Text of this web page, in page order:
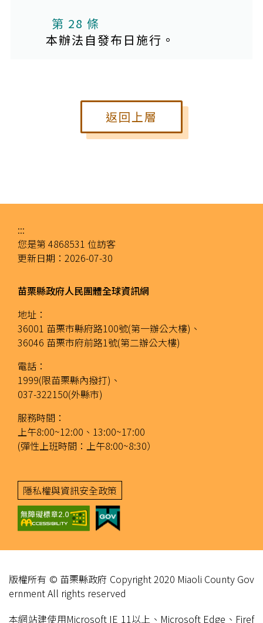
第 28 條
本辦法自發布日施行。
返回上層
:::
您是第 4868531 位訪客
更新日期： 2026-07-30
苗栗縣政府人民團體全球資訊網
地址：
36001 苗栗市縣府路100號(第一辦公大樓)、
36046 苗栗市府前路1號(第二辦公大樓)
電話：
1999(限苗栗縣內撥打)、
037-322150(外縣市)
服務時間：
上午8:00~12:00、13:00~17:00
(彈性上班時間：上午8:00~8:30）
隱私權與資訊安全政策
版權所有 © 苗栗縣政府 Copyright 2020 Miaoli County Gov
ernment All rights reserved
本網站建使用Microsoft IE 11以上、Microsoft Edge、Firef